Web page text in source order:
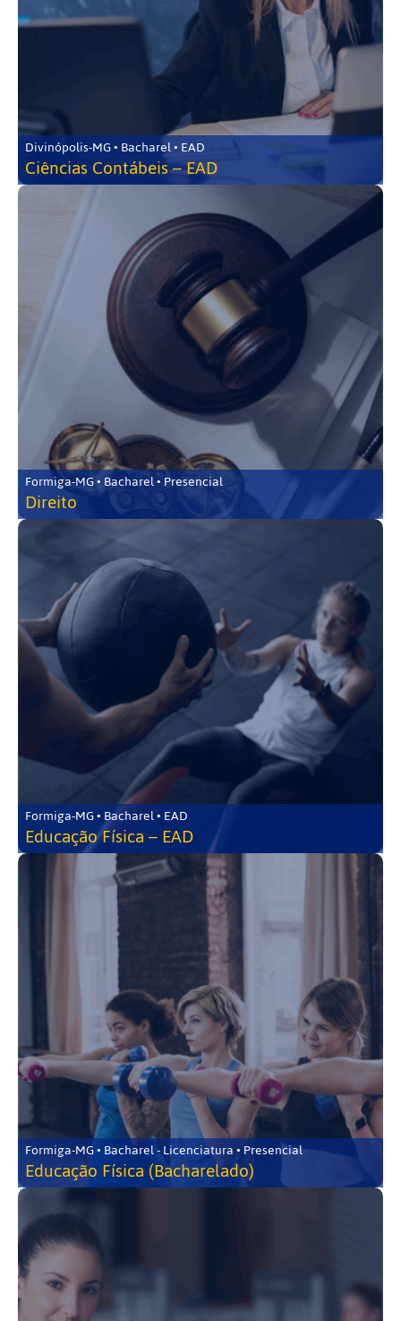
Divinópolis-MG • Bacharel • EAD
Ciências Contábeis – EAD
Formiga-MG • Bacharel • Presencial
Direito
Formiga-MG • Bacharel • EAD
Educação Física – EAD
Formiga-MG • Bacharel - Licenciatura • Presencial
Educação Física (Bacharelado)